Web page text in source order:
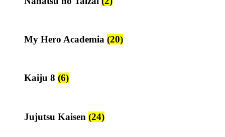
My Hero Academia (20)
Kaiju 8 (6)
Jujutsu Kaisen (24)